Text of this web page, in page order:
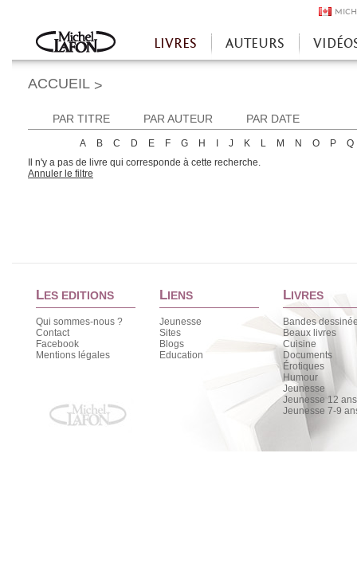
Accueil
LIVRES AUTEURS
ACCUEIL >
PAR TITRE PAR AUTEUR PAR DATE
A B C D E F G H J K L M N O P
Q
Il n'y a pas de livre qui corresponde à cette recherche.
Annuler le filtre
LES EDITIONS
Qui sommes-nous ?
Contact
Facebook
Mentions légales
LIENS
Jeunesse
Sites
Blogs
Education
LIVRES
Bandes
Beaux livres
Cuisine
Documents
Érotiques
Humour
Jeunesse
Jeunesse 12
Jeunesse 7-9